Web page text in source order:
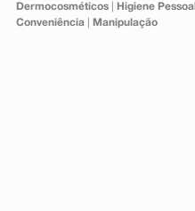
Dermocosméticos| Higiene Pessoal
Conveniência| Manipulação